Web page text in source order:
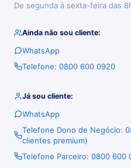
De segunda à sexta-feira das
Ainda não sou cliente:
WhatsApp
Telefone: 0800 600 0920
Já sou cliente:
WhatsApp
Telefone Dono de Negócio:
clientes premium)
Telefone Parceiro: 0800 600